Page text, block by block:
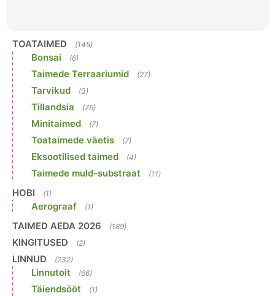
TOATAIMED (145)
Bonsai (6)
Taimede Terraariumid (27)
Tarvikud (3)
Tillandsia (76)
Minitaimed (7)
Toataimede väetis (7)
Eksootilised taimed (4)
Taimede muld-substraat (11)
HOBI (1)
Aerograaf (1)
TAIMED AEDA 2026 (189)
KINGITUSED (2)
LINNUD (232)
Linnutoit (66)
Täiendsööt (1)